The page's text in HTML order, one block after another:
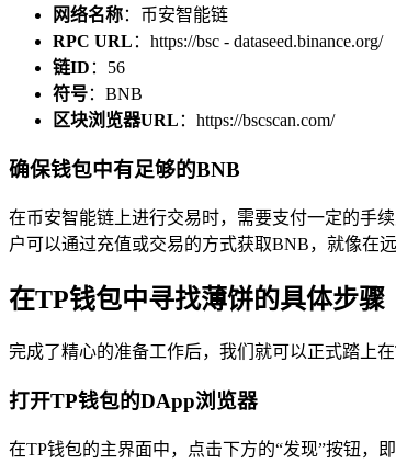
网络名称：币安智能链
RPC URL ：https://bsc - dataseed.binance.org/
链ID ：56
符号：BNB
区块浏览器URL ：https://bscscan.com/
确保钱包中有足够的BNB
在币安智能链上进行交易时，需要支付一定的手
户可以通过充值或交易的方式获取BNB，就像在
在TP钱包中寻找薄饼的具体步骤
完成了精心的准备工作后，我们就可以正式踏上
打开TP钱包的DApp浏览器
在TP钱包的主界面中，点击下方的“发现”按钮，